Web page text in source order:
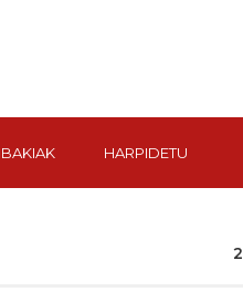
HARPIDETU